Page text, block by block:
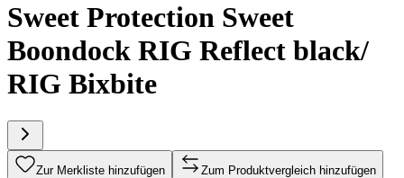
Sweet Protection Sweet
Boondock RIG Reflect black/
RIG Bixbite
Zur Merkliste hinzufügen Zum Produktvergleich hinzufügen